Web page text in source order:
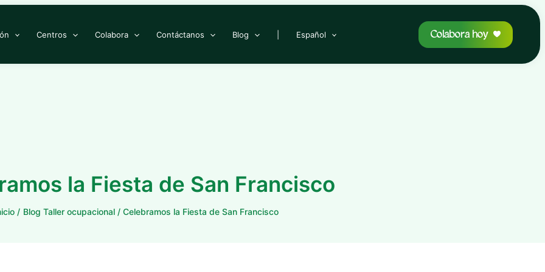
Centros Colabora Contáctanos Blog Español Colabora hoy
la Fiesta de San Francisco
Blog Taller ocupacional Celebramos la Fiesta de San Francisco